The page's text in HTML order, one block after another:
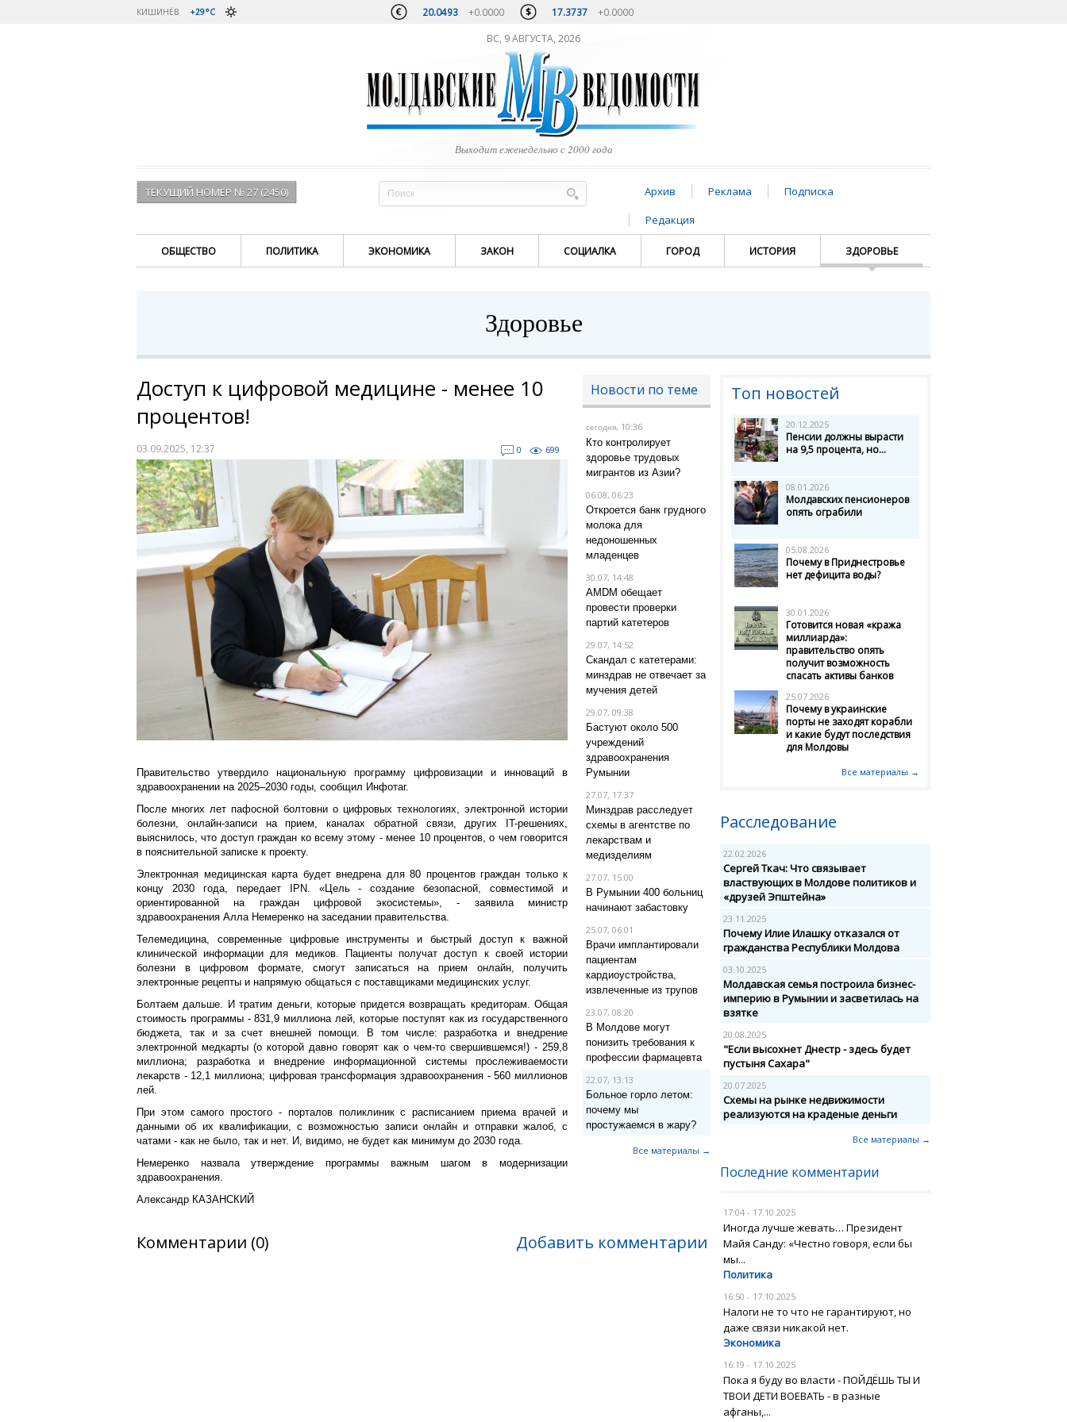
КИШИНЁВ +29°C 20.0493 +0.0000 17.3737 +0.0000
ВС, 9 АВГУСТА, 2026
Выходит еженедельно с 2000 года
ТЕКУЩИЙ НОМЕР № 27 (2450) Архив Реклама
Подписка
Редакция
ОБЩЕСТВО ПОЛИТИКА ЭКОНОМИКА ЗАКОН СОЦИАЛКА ГОРОД ИСТОРИЯ ЗДОРОВЬЕ
Здоровье
Доступ к цифровой медицине - менее 10
процентов!
03.09.2025, 12:37 0 699
Правительство утвердило национальную программу цифровизации и инноваций в
здравоохранении на 2025–2030 годы, сообщил Инфотаг.
После многих лет пафосной болтовни о цифровых технологиях, электронной истории
болезни, онлайн-записи на прием, каналах обратной связи, других IT-решениях,
выяснилось, что доступ граждан ко всему этому - менее 10 процентов, о чем говорится
в пояснительной записке к проекту.
Электронная медицинская карта будет внедрена для 80 процентов граждан только к
концу 2030 года, передает IPN. «Цель - создание безопасной, совместимой и
ориентированной на граждан цифровой экосистемы», - заявила министр
здравоохранения Алла Немеренко на заседании правительства.
Телемедицина, современные цифровые инструменты и быстрый доступ к важной
клинической информации для медиков. Пациенты получат доступ к своей истории
болезни в цифровом формате, смогут записаться на прием онлайн, получить
электронные рецепты и напрямую общаться с поставщиками медицинских услуг.
Болтаем дальше. И тратим деньги, которые придется возвращать кредиторам. Общая
стоимость программы - 831,9 миллиона лей, которые поступят как из государственного
бюджета, так и за счет внешней помощи. В том числе: разработка и внедрение
электронной медкарты (о которой давно говорят как о чем-то свершившемся!) - 259,8
миллиона; разработка и внедрение информационной системы прослеживаемости
лекарств - 12,1 миллиона; цифровая трансформация здравоохранения - 560 миллионов
лей.
При этом самого простого - порталов поликлиник с расписанием приема врачей и
данными об их квалификации, с возможностью записи онлайн и отправки жалоб, с
чатами - как не было, так и нет. И, видимо, не будет как минимум до 2030 года.
Немеренко назвала утверждение программы важным шагом в модернизации
здравоохранения.
Александр КАЗАНСКИЙ
Новости по теме
сегодня, 10:36
Кто контролирует
здоровье трудовых
мигрантов из Азии?
06.08, 06:23
Откроется банк грудного
молока для
недоношенных
младенцев
30.07, 14:48
AMDM обещает
провести проверки
партий катетеров
29.07, 14:52
Скандал с катетерами:
минздрав не отвечает за
мучения детей
29.07, 09:38
Бастуют около 500
учреждений
здравоохранения
Румынии
27.07, 17:37
Минздрав расследует
схемы в агентстве по
лекарствам и
медизделиям
27.07, 15:00
В Румынии 400 больниц
начинают забастовку
25.07, 06:01
Врачи имплантировали
пациентам
кардиоустройства,
извлеченные из трупов
23.07, 08:20
В Молдове могут
понизить требования к
профессии фармацевта
22.07, 13:13
Больное горло летом:
почему мы
простужаемся в жару?
Все материалы →
Комментарии (0) Добавить комментарии
Топ новостей
20.12.2025
Пенсии должны вырасти
на 9,5 процента, но...
08.01.2026
Молдавских пенсионеров
опять ограбили
05.08.2026
Почему в Приднестровье
нет дефицита воды?
30.01.2026
Готовится новая «кража
миллиарда»:
правительство опять
получит возможность
спасать активы банков
25.07.2026
Почему в украинские
порты не заходят корабли
и какие будут последствия
для Молдовы
Все материалы →
Расследование
22.02.2026
Сергей Ткач: Что связывает
властвующих в Молдове политиков и
«друзей Эпштейна»
23.11.2025
Почему Илие Илашку отказался от
гражданства Республики Молдова
03.10.2025
Молдавская семья построила бизнес-
империю в Румынии и засветилась на
взятке
20.08.2025
"Если высохнет Днестр - здесь будет
пустыня Сахара"
20.07.2025
Схемы на рынке недвижимости
реализуются на краденые деньги
Все материалы →
Последние комментарии
17:04 - 17.10.2025
Иногда лучше жевать… Президент
Майя Санду: «Честно говоря, если бы
мы...
Политика
16:50 - 17.10.2025
Налоги не то что не гарантируют, но
даже связи никакой нет.
Экономика
16:19 - 17.10.2025
Пока я буду во власти - ПОЙДЁШЬ ТЫ И
ТВОИ ДЕТИ ВОЕВАТЬ - в разные
афганы,...